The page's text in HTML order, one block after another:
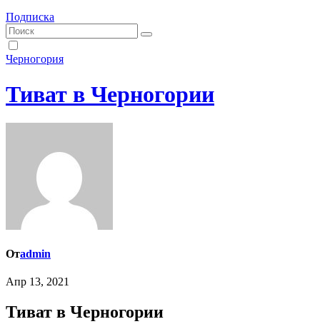
Подписка
Черногория
Тиват в Черногории
Отadmin
Апр 13, 2021
Тиват в Черногории